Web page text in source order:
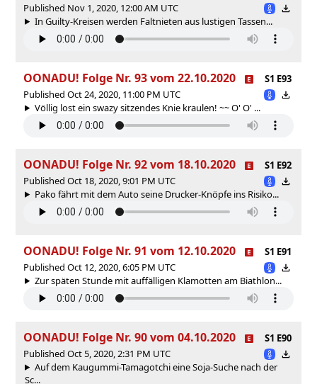
Published Nov 1, 2020, 12:00 AM UTC
In Guilty-Kreisen werden Faltnieten aus lustigen Tassen...
OONADU! Folge Nr. 93 vom 22.10.2020
S1 E93
Published Oct 24, 2020, 11:00 PM UTC
Völlig lost ein swazy sitzendes Knie kraulen! ~~ O' O' ...
OONADU! Folge Nr. 92 vom 18.10.2020
S1 E92
Published Oct 18, 2020, 9:01 PM UTC
Pako fährt mit dem Auto seine Drucker-Knöpfe ins Risiko...
OONADU! Folge Nr. 91 vom 12.10.2020
S1 E91
Published Oct 12, 2020, 6:05 PM UTC
Zur späten Stunde mit auffälligen Klamotten am Biathlon...
OONADU! Folge Nr. 90 vom 04.10.2020
S1 E90
Published Oct 5, 2020, 2:31 PM UTC
Auf dem Kaugummi-Tamagotchi eine Soja-Suche nach der
Sc...